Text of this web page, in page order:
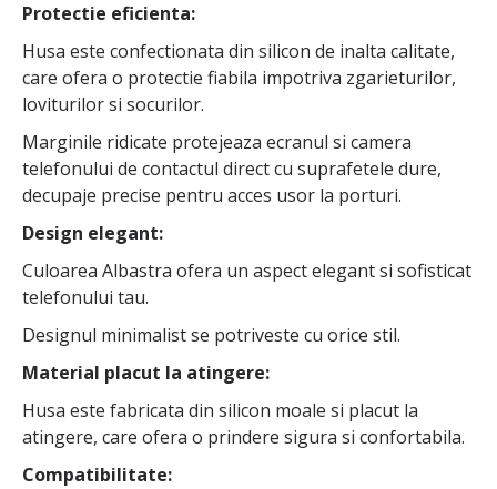
Protectie eficienta:
Husa este confectionata din silicon de inalta calitate,
care ofera o protectie fiabila impotriva zgarieturilor,
loviturilor si socurilor.
Marginile ridicate protejeaza ecranul si camera
telefonului de contactul direct cu suprafetele dure,
decupaje precise pentru acces usor la porturi.
Design elegant:
Culoarea Albastra ofera un aspect elegant si sofisticat
telefonului tau.
Designul minimalist se potriveste cu orice stil.
Material placut la atingere:
Husa este fabricata din silicon moale si placut la
atingere, care ofera o prindere sigura si confortabila.
Compatibilitate: